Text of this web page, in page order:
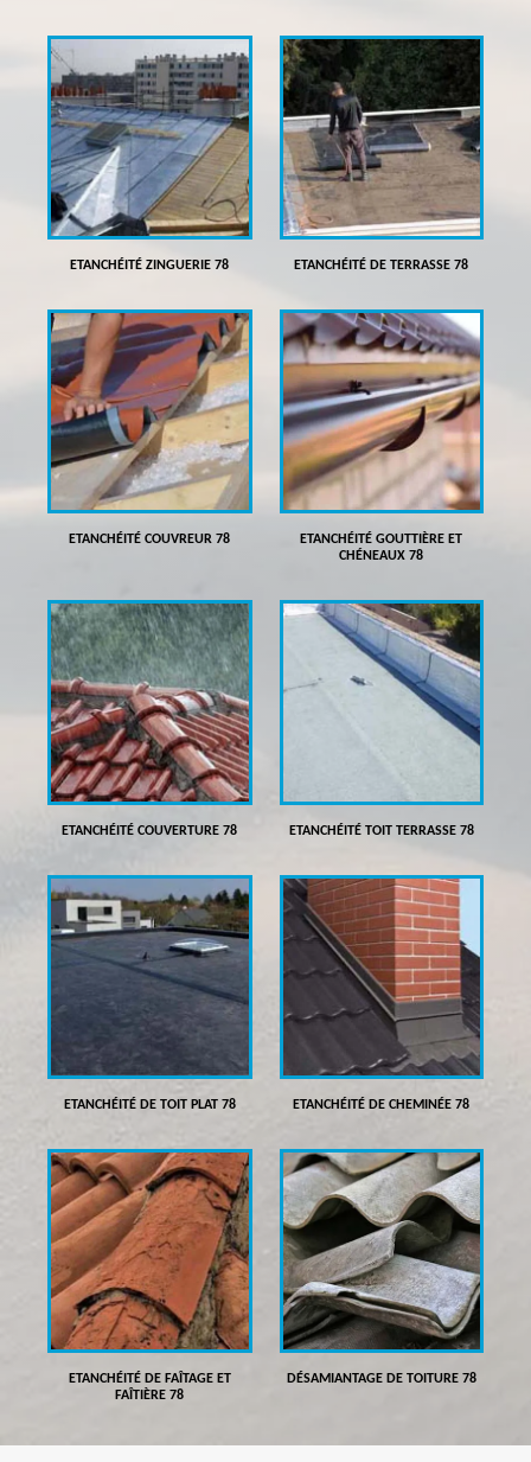
ETANCHÉITÉ ZINGUERIE 78 ETANCHÉITÉ DE TERRASSE 78
ETANCHÉITÉ COUVREUR 78
ETANCHÉITÉ GOUTTIÈRE ET
CHÉNEAUX 78
ETANCHÉITÉ COUVERTURE 78 ETANCHÉITÉ TOIT TERRASSE 78
ETANCHÉITÉ DE TOIT PLAT 78 ETANCHÉITÉ DE CHEMINÉE 78
ETANCHÉITÉ DE FAÎTAGE ET
FAÎTIÈRE 78
DÉSAMIANTAGE DE TOITURE 78